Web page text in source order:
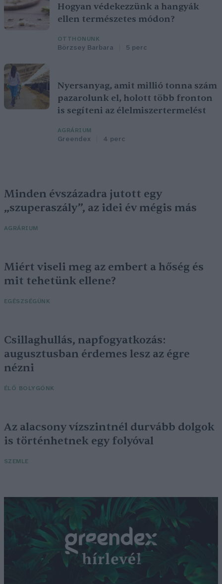
Hogyan védekezzünk a hangyák
ellen természetes módon?
OTTHONUNK
Börzsey Barbara 5 perc
Nyersanyag, amit millió tonna szám
pazarolunk el, holott több fronton
is segíteni az élelmiszertermelést
AGRÁRIUM
Greendex 4 perc
Minden évszázadra jutott egy
„szuperaszály”, az idei év mégis más
AGRÁRIUM
Miért viseli meg az embert a hőség és
mit tehetünk ellene?
EGÉSZSÉGÜNK
Csillaghullás, napfogyatkozás:
augusztusban érdemes lesz az égre
nézni
ÉLŐ BOLYGÓNK
Az alacsony vízszintnél durvább dolgok
is történhetnek egy folyóval
SZEMLE